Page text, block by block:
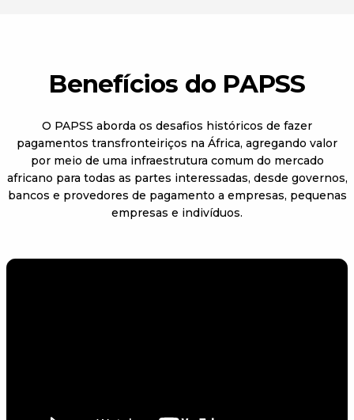
Benefícios do PAPSS
O PAPSS aborda os desafios históricos de fazer
pagamentos transfronteiriços na África, agregando valor
por meio de uma infraestrutura comum do mercado
africano para todas as partes interessadas, desde governos,
bancos e provedores de pagamento a empresas, pequenas
empresas e indivíduos.